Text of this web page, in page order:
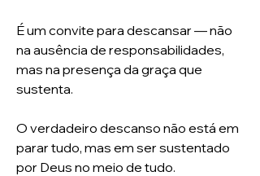
É um convite para descansar — não
na ausência de responsabilidades,
mas na presença da graça que
sustenta.
O verdadeiro descanso não está em
parar tudo, mas em ser sustentado
por Deus no meio de tudo.